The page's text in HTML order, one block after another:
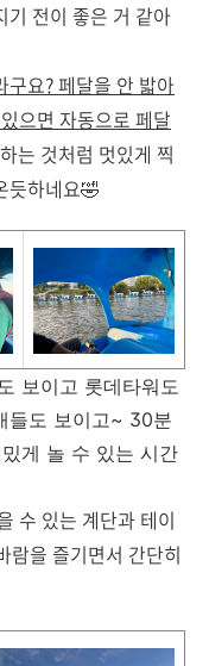
기 전이 좋은 거 같아
구요? 페달을 안 밟아
으면 자동으로 페달
는 것처럼 멋있게 찍
듯하네요🤣
보이고 롯데타워도
들도 보이고~ 30분
게 놀 수 있는 시간
수 있는 계단과 테이
람을 즐기면서 간단히